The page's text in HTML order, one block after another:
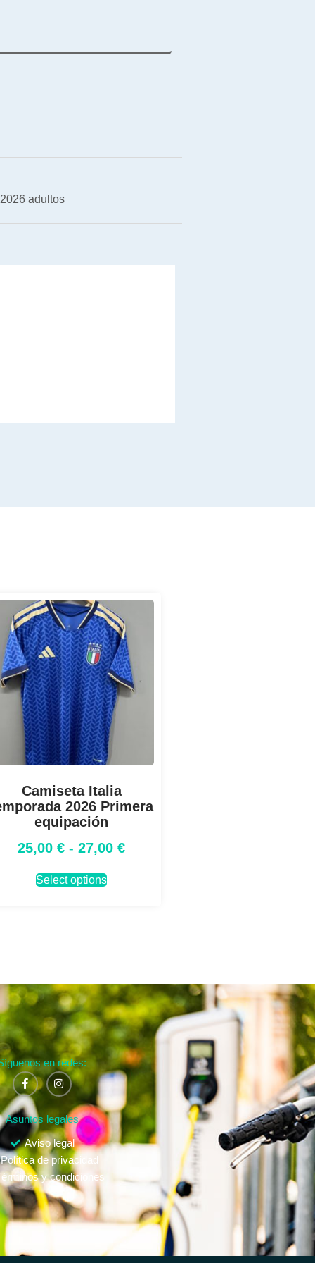
adultos
Camiseta Italia
2026 Primera
equipación
25,00 € - 27,00 €
Select options
en redes:
Asuntos legales
Aviso legal
Política de privacidad
y condiciones